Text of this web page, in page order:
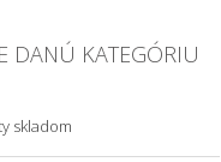
DANÚ KATEGÓRIU
skladom